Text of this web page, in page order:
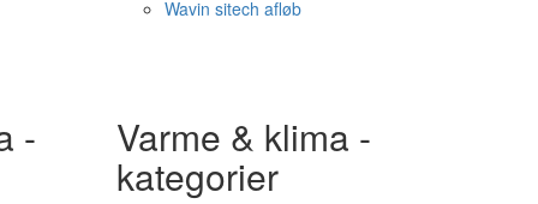
Wavin sitech afløb
- Varme & klima -
kategorier